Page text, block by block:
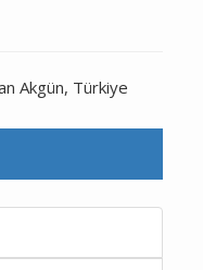
Akgün, Türkiye